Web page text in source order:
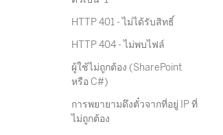
HTTP 401 - ไม่ได้รับสิทธิ์
HTTP 404 - ไม่พบไฟล์
ผู้ใช้ไม่ถูกต้อง (SharePoint
หรือ C#)
การพยายามดึงตั๋วจากที่อยู่ IP ที่
ไม่ถูกต้อง